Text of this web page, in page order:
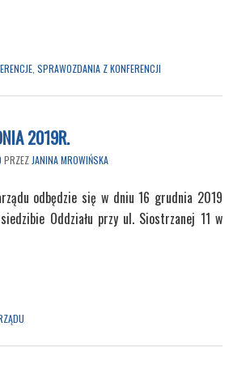
SPRAWOZDANIA Z KONFERENCJI
2019R.
PRZEZ JANINA MROWIŃSKA
odbędzie się w dniu 16 grudnia 2019
Oddziału przy ul. Siostrzanej 11 w